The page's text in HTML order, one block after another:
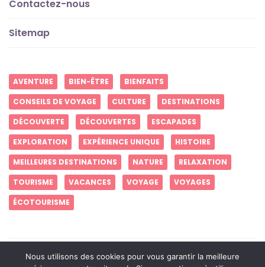
Contactez-nous
Sitemap
AVENTURE BIEN-ÊTRE
BIENFAITS
CONSEILS DE VOYAGE
CULTURE
DESTINATIONS
DÉCOUVERTE
DÉCOUVERTES
ESCAPADES
EXPLORATION
EXPÉRIENCE UNIQUE
HISTOIRE
MEILLEURES DESTINATIONS
NATURE
RELAXATION
TOURISME
VACANCES VOYAGE
VOYAGES
ÉCOTOURISME
Créez des souvenirs inoubliables
Nous utilisons des cookies pour vous garantir la meilleure